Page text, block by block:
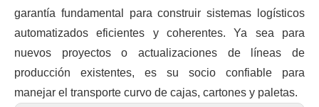
garantía fundamental para construir sistemas logísticos
automatizados eficientes y coherentes. Ya sea para
nuevos proyectos o actualizaciones de líneas de
producción existentes, es su socio confiable para
manejar el transporte curvo de cajas, cartones y paletas.